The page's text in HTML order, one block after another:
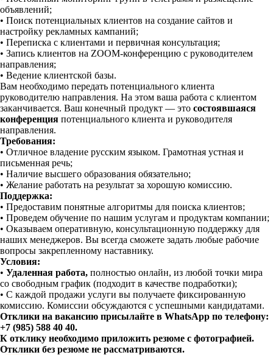
объявлений;
• Поиск потенциальных клиентов на создание сайтов и
настройку рекламных кампаний;
• Переписка с клиентами и первичная консультация;
• Запись клиентов на ZOOM-конференцию с руководителем
направления;
• Ведение клиентской базы.
Вам необходимо передать потенциального клиента
руководителю направления. На этом ваша работа с клиентом
заканчивается.️ Ваш конечный продукт — это состоявшаяся
конференция потенциального клиента и руководителя
направления.
Требования:
• Отличное владение русским языком. Грамотная устная и
письменная речь;
• Наличие высшего образования обязательно;
• Желание работать на результат за хорошую комиссию.
Поддержка:
• Предоставим понятные алгоритмы для поиска клиентов;
• Проведем обучение по нашим услугам и продуктам компании;
• Оказываем оперативную, консультационную поддержку для
наших менеджеров. Вы всегда сможете задать любые рабочие
вопросы закрепленному наставнику.
Условия:
• Удаленная работа, полностью онлайн, из любой точки мира
со свободным график (подходит в качестве подработки);
• С каждой продажи услуги вы получаете фиксированную
комиссию. Комиссии обсуждаются с успешными кандидатами.
Отклики на вакансию присылайте в WhatsApp по телефону:
+7 (985) 588 40 40.
К отклику необходимо приложить резюме с фотографией.
Отклики без резюме не рассматриваются.